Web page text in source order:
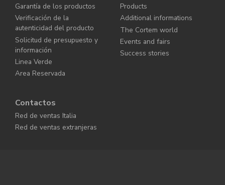
Garantía de los productos
Verificación de la
autenticidad del producto
Solicitud de presupuesto y
información
Linea Verde
Area Reservada
Products
Additional informations
The Cortem world
Events and fairs
Success stories
Contactos
Red de ventas Italia
Red de ventas extranjeras